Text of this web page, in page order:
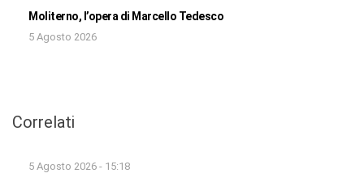
Moliterno, l’opera di Marcello Tedesco
5 Agosto 2026
Correlati
5 Agosto 2026 - 15:18